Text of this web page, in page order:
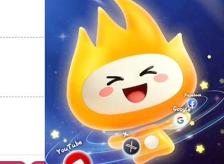
支持[0] 反对
支持[0] 反对[0]